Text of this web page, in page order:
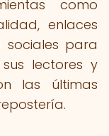
como
enlaces
para
lectores y
las últimas